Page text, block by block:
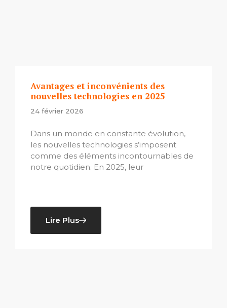
Avantages et inconvénients des
nouvelles technologies en 2025
24 février 2026
Dans un monde en constante évolution,
les nouvelles technologies s’imposent
comme des éléments incontournables de
notre quotidien. En 2025, leur
Lire Plus